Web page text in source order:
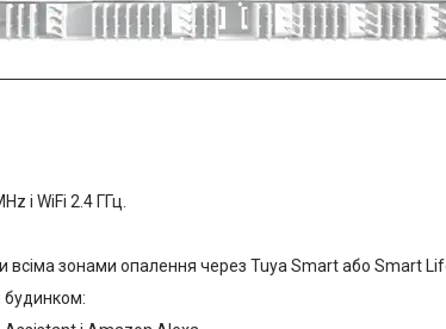
і WiFi 2.4 ГГц.
всіма зонами опалення через Tuya Smart або Smart
будинком: